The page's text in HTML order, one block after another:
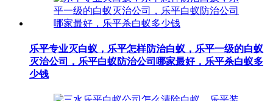
乐平专业灭白蚁，乐平怎样防治白蚁，乐平一级的白蚁
灭治公司，乐平白蚁防治公司哪家最好，乐平杀白蚁多
少钱